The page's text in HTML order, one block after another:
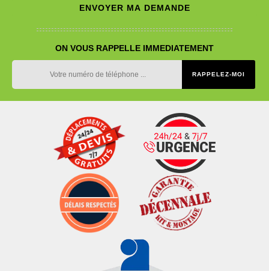
ON VOUS RAPPELLE IMMEDIATEMENT